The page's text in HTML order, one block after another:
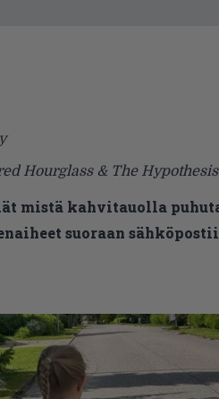
Hourglass & The Hypothesis
mistä kahvitauolla
suoraan